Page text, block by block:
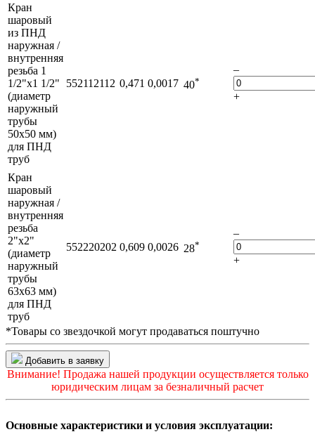
Кран
шаровый
из ПНД
наружная /
внутренняя
резьба 1
1/2"х1 1/2"
(диаметр
наружный
трубы
50х50 мм)
для ПНД
труб
552112112 0,471 0,0017 40*
–
+
Кран
шаровый
наружная /
внутренняя
резьба
2"х2"
(диаметр
наружный
трубы
63х63 мм)
для ПНД
труб
552220202 0,609 0,0026 28*
–
+
*Товары со звездочкой могут продаваться поштучно
Добавить в заявку
Внимание! Продажа нашей продукции осуществляется только
юридическим лицам за безналичный расчет
Основные характеристики и условия эксплуатации: